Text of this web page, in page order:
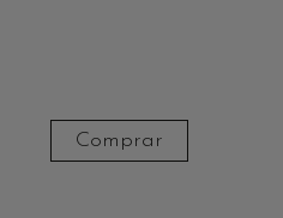
Comprar